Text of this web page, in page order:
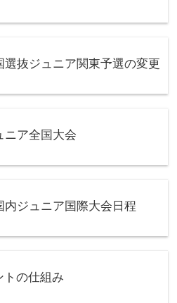
選抜ジュニア関東予選の変更
ニア全国大会
内ジュニア国際大会日程
トの仕組み